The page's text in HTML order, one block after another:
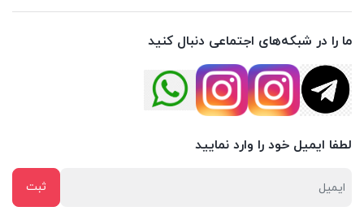
ما را در شبکه‌های اجتماعی دنبال کنید
لطفا ایمیل خود را وارد نمایید